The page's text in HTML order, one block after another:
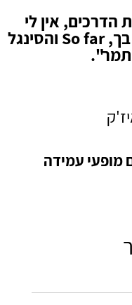
הדרכים, אין לי
מקום, תעשה לי טוב, לזכות בך, So far והסינגל
מופעי עמידה